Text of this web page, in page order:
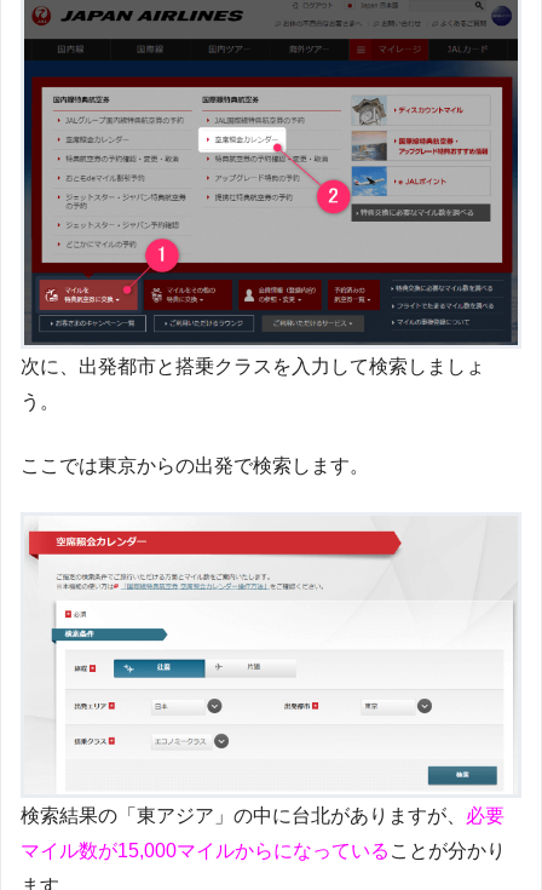
次に、出発都市と搭乗クラスを入力して検索しましょ
う。
ここでは東京からの出発で検索します。
検索結果の「東アジア」の中に台北がありますが、 必要
マイル数が15,000マイルからになっている ことが分かり
ます。